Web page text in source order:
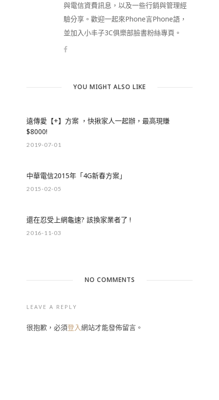
與電信資費訊息，以及一些行銷與管理經
驗分享。歡迎一起來Phone言Phone語，
並加入小丰子3C俱樂部臉書粉絲專頁。
YOU MIGHT ALSO LIKE
遠傳愛【+】方案 ，快揪家人一起辦，最高現賺
$8000!
2019-07-01
中華電信2015年「4G新春方案」
2015-02-05
還在忍受上網龜速? 該換家業者了 !
2016-11-03
NO COMMENTS
LEAVE A REPLY
很抱歉，必須登入網站才能發佈留言。